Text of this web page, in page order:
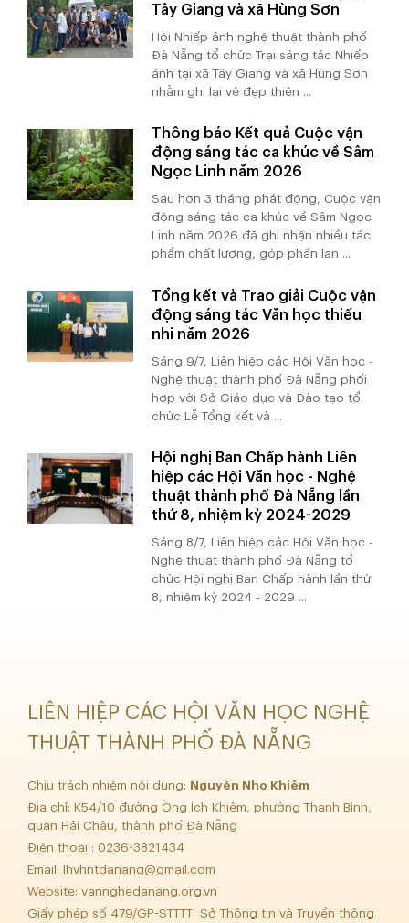
Tây Giang và xã Hùng Sơn
Hội Nhiếp ảnh nghệ thuật thành phố
Đà Nẵng tổ chức Trại sáng tác Nhiếp
ảnh tại xã Tây Giang và xã Hùng Sơn
nhằm ghi lại vẻ đẹp thiên ...
Thông báo Kết quả Cuộc vận
động sáng tác ca khúc về Sâm
Ngọc Linh năm 2026
Sau hơn 3 tháng phát động, Cuộc vận
động sáng tác ca khúc về Sâm Ngọc
Linh năm 2026 đã ghi nhận nhiều tác
phẩm chất lượng, góp phần lan ...
Tổng kết và Trao giải Cuộc vận
động sáng tác Văn học thiếu
nhi năm 2026
Sáng 9/7, Liên hiệp các Hội Văn học -
Nghệ thuật thành phố Đà Nẵng phối
hợp với Sở Giáo dục và Đào tạo tổ
chức Lễ Tổng kết và ...
Hội nghị Ban Chấp hành Liên
hiệp các Hội Văn học - Nghệ
thuật thành phố Đà Nẵng lần
thứ 8, nhiệm kỳ 2024-2029
Sáng 8/7, Liên hiệp các Hội Văn học -
Nghệ thuật thành phố Đà Nẵng tổ
chức Hội nghị Ban Chấp hành lần thứ
8, nhiệm kỳ 2024 - 2029 ...
LIÊN HIỆP CÁC HỘI VĂN HỌC NGHỆ
THUẬT THÀNH PHỐ ĐÀ NẴNG
Chịu trách nhiệm nội dung: Nguyễn Nho Khiêm
Địa chỉ: K54/10 đường Ông Ích Khiêm, phường Thanh Bình,
quận Hải Châu, thành phố Đà Nẵng
Điện thoại : 0236-3821434
Email:
lhvhntdanang@gmail.com
Website: vannghedanang.org.vn
Giấy phép số 479/GP-STTTT Sở Thông tin và Truyền thông